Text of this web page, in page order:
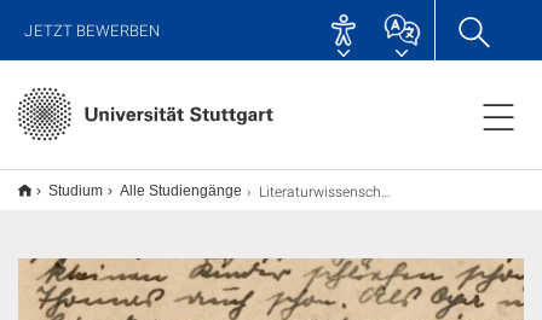
JETZT BEWERBEN
Studium Alle Studiengänge Literaturwissenschaft: Germanistik M.A.